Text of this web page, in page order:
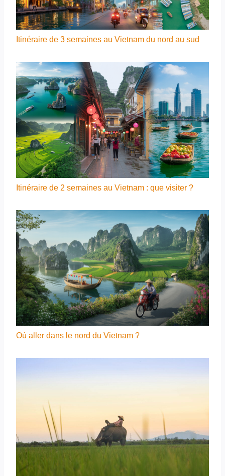
Itinéraire de 3 semaines au Vietnam du nord au sud
Itinéraire de 2 semaines au Vietnam : que visiter ?
Où aller dans le nord du Vietnam ?